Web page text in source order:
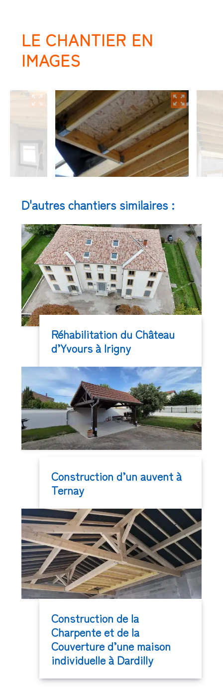
LE CHANTIER EN
IMAGES
D'autres chantiers similaires :
Réhabilitation du Château
d’Yvours à Irigny
Construction d’un auvent à
Ternay
Construction de la
Charpente et de la
Couverture d’une maison
individuelle à Dardilly